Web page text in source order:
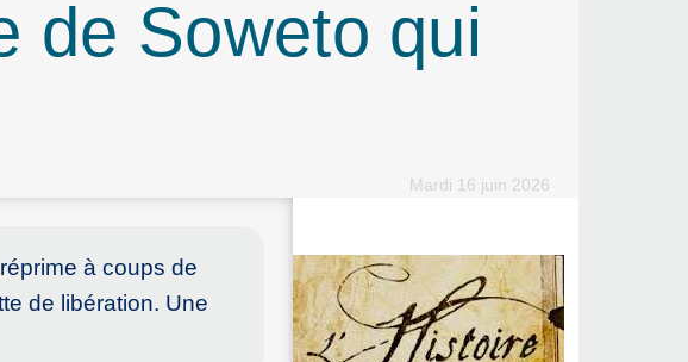
de Soweto qui
Mardi 16 juin 2026
à coups de
de libération. Une